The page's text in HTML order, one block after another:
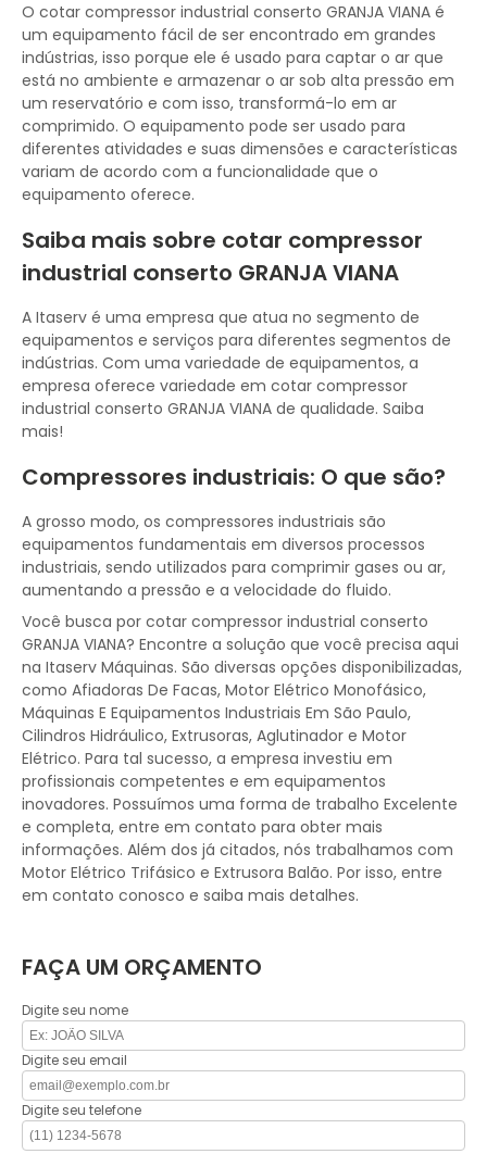
O cotar compressor industrial conserto GRANJA VIANA é
um equipamento fácil de ser encontrado em grandes
indústrias, isso porque ele é usado para captar o ar que
está no ambiente e armazenar o ar sob alta pressão em
um reservatório e com isso, transformá-lo em ar
comprimido. O equipamento pode ser usado para
diferentes atividades e suas dimensões e características
variam de acordo com a funcionalidade que o
equipamento oferece.
Saiba mais sobre cotar compressor
industrial conserto GRANJA VIANA
A Itaserv é uma empresa que atua no segmento de
equipamentos e serviços para diferentes segmentos de
indústrias. Com uma variedade de equipamentos, a
empresa oferece variedade em cotar compressor
industrial conserto GRANJA VIANA de qualidade. Saiba
mais!
Compressores industriais: O que são?
A grosso modo, os compressores industriais são
equipamentos fundamentais em diversos processos
industriais, sendo utilizados para comprimir gases ou ar,
aumentando a pressão e a velocidade do fluido.
Você busca por cotar compressor industrial conserto
GRANJA VIANA? Encontre a solução que você precisa aqui
na Itaserv Máquinas. São diversas opções disponibilizadas,
como Afiadoras De Facas, Motor Elétrico Monofásico,
Máquinas E Equipamentos Industriais Em São Paulo,
Cilindros Hidráulico, Extrusoras, Aglutinador e Motor
Elétrico. Para tal sucesso, a empresa investiu em
profissionais competentes e em equipamentos
inovadores. Possuímos uma forma de trabalho Excelente
e completa, entre em contato para obter mais
informações. Além dos já citados, nós trabalhamos com
Motor Elétrico Trifásico e Extrusora Balão. Por isso, entre
em contato conosco e saiba mais detalhes.
FAÇA UM ORÇAMENTO
Digite seu nome
Digite seu email
Digite seu telefone